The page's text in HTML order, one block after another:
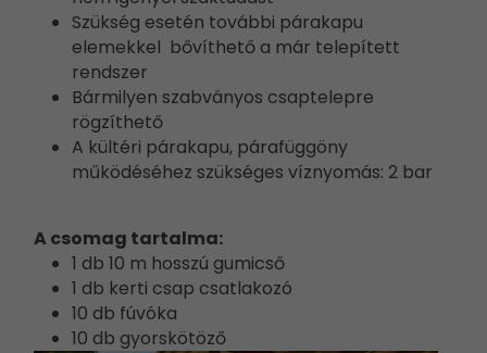
Szükség esetén további párakapu
elemekkel bővíthető a már telepített
rendszer
Bármilyen szabványos csaptelepre
rögzíthető
A kültéri párakapu, párafüggöny
működéséhez szükséges víznyomás: 2 bar
A csomag tartalma:
1 db 10 m hosszú gumicső
1 db kerti csap csatlakozó
10 db fúvóka
10 db gyorskötöző